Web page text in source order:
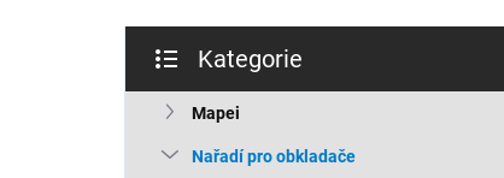
s
kategorie
Kategorie
Mapei
Nařadí pro obkladače